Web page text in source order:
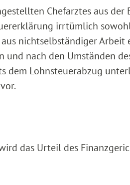
Chefarztes aus
irrtümlich
nichtselbständiger
und nach den Umständen
dem Lohnsteuerabzug
das Urteil des